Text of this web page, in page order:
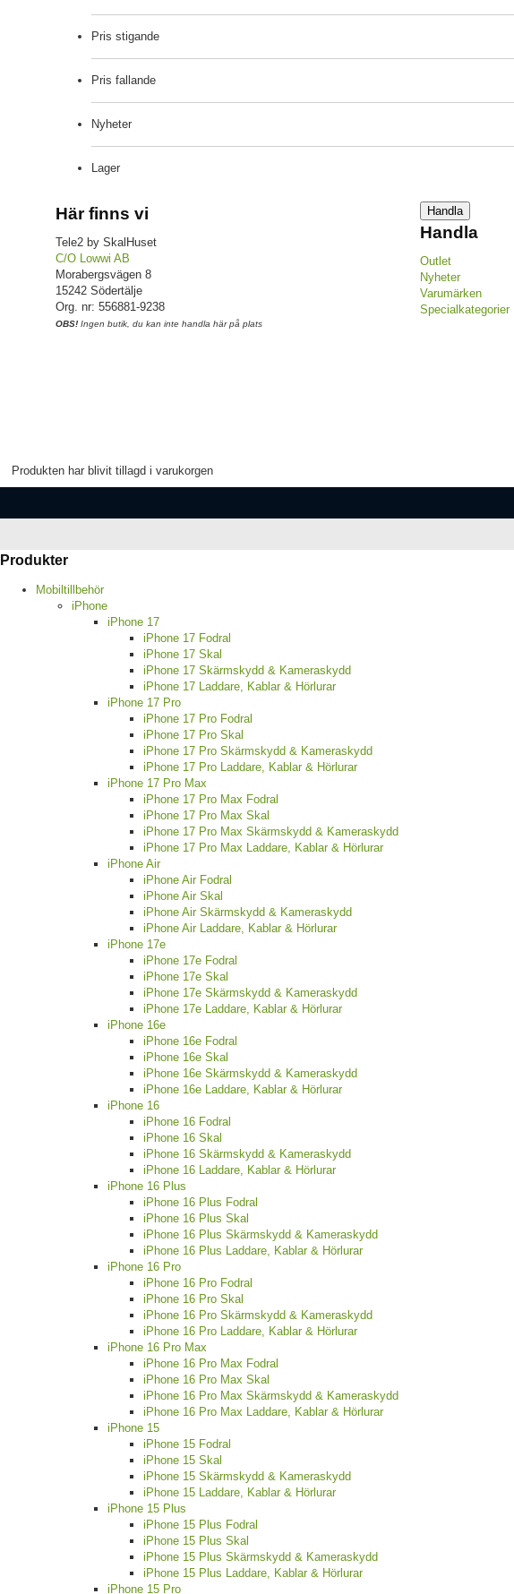
Pris stigande
Pris fallande
Nyheter
Lager
Här finns vi
Tele2 by SkalHuset
C/O Lowwi AB
Morabergsvägen 8
15242 Södertälje
Org. nr: 556881-9238
OBS! Ingen butik, du kan inte handla här på plats
Handla
Handla
Outlet
Nyheter
Varumärken
Specialkategorier
Produkten har blivit tillagd i varukorgen
Produkter
Mobiltillbehör
iPhone
iPhone 17
iPhone 17 Fodral
iPhone 17 Skal
iPhone 17 Skärmskydd & Kameraskydd
iPhone 17 Laddare, Kablar & Hörlurar
iPhone 17 Pro
iPhone 17 Pro Fodral
iPhone 17 Pro Skal
iPhone 17 Pro Skärmskydd & Kameraskydd
iPhone 17 Pro Laddare, Kablar & Hörlurar
iPhone 17 Pro Max
iPhone 17 Pro Max Fodral
iPhone 17 Pro Max Skal
iPhone 17 Pro Max Skärmskydd & Kameraskydd
iPhone 17 Pro Max Laddare, Kablar & Hörlurar
iPhone Air
iPhone Air Fodral
iPhone Air Skal
iPhone Air Skärmskydd & Kameraskydd
iPhone Air Laddare, Kablar & Hörlurar
iPhone 17e
iPhone 17e Fodral
iPhone 17e Skal
iPhone 17e Skärmskydd & Kameraskydd
iPhone 17e Laddare, Kablar & Hörlurar
iPhone 16e
iPhone 16e Fodral
iPhone 16e Skal
iPhone 16e Skärmskydd & Kameraskydd
iPhone 16e Laddare, Kablar & Hörlurar
iPhone 16
iPhone 16 Fodral
iPhone 16 Skal
iPhone 16 Skärmskydd & Kameraskydd
iPhone 16 Laddare, Kablar & Hörlurar
iPhone 16 Plus
iPhone 16 Plus Fodral
iPhone 16 Plus Skal
iPhone 16 Plus Skärmskydd & Kameraskydd
iPhone 16 Plus Laddare, Kablar & Hörlurar
iPhone 16 Pro
iPhone 16 Pro Fodral
iPhone 16 Pro Skal
iPhone 16 Pro Skärmskydd & Kameraskydd
iPhone 16 Pro Laddare, Kablar & Hörlurar
iPhone 16 Pro Max
iPhone 16 Pro Max Fodral
iPhone 16 Pro Max Skal
iPhone 16 Pro Max Skärmskydd & Kameraskydd
iPhone 16 Pro Max Laddare, Kablar & Hörlurar
iPhone 15
iPhone 15 Fodral
iPhone 15 Skal
iPhone 15 Skärmskydd & Kameraskydd
iPhone 15 Laddare, Kablar & Hörlurar
iPhone 15 Plus
iPhone 15 Plus Fodral
iPhone 15 Plus Skal
iPhone 15 Plus Skärmskydd & Kameraskydd
iPhone 15 Plus Laddare, Kablar & Hörlurar
iPhone 15 Pro